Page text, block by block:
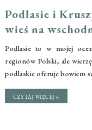
Podlasie i
wieś na
Podlasie to w mojej
regionów Polski, ale
podlaskie oferuje bowiem
CZYTAJ WIĘCEJ »